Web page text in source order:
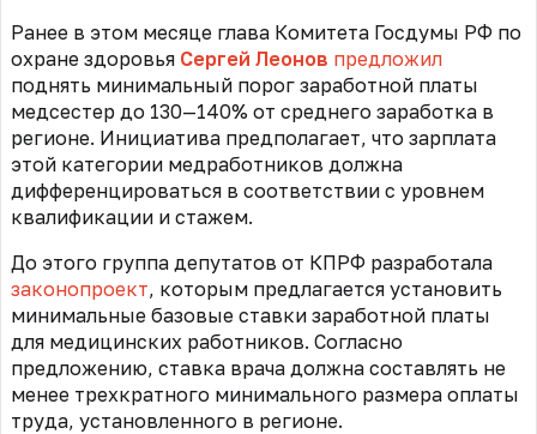
Ранее в этом месяце глава Комитета Госдумы РФ по
охране здоровья Сергей Леонов предложил
поднять минимальный порог заработной платы
медсестер до 130—140% от среднего заработка в
регионе. Инициатива предполагает, что зарплата
этой категории медработников должна
дифференцироваться в соответствии с уровнем
квалификации и стажем.
До этого группа депутатов от КПРФ разработала
законопроект, которым предлагается установить
минимальные базовые ставки заработной платы
для медицинских работников. Согласно
предложению, ставка врача должна составлять не
менее трехкратного минимального размера оплаты
труда, установленного в регионе.